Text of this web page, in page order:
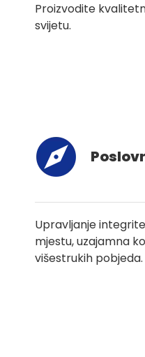
Proizvodite
svijetu.
Upravljanje
mjestu, uzajamna
višestrukih pobjeda.